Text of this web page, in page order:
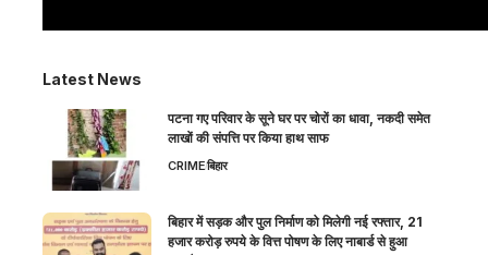
Latest News
पटना गए परिवार के सूने घर पर चोरों का धावा, नकदी समेत
लाखों की संपत्ति पर किया हाथ साफ
CRIMEबिहार
बिहार में सड़क और पुल निर्माण को मिलेगी नई रफ्तार, 21
हजार करोड़ रुपये के वित्त पोषण के लिए नाबार्ड से हुआ